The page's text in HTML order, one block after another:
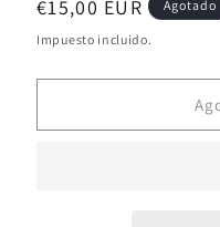
Precio
habitual
€15,00 EUR Agotado
Impuesto incluido.